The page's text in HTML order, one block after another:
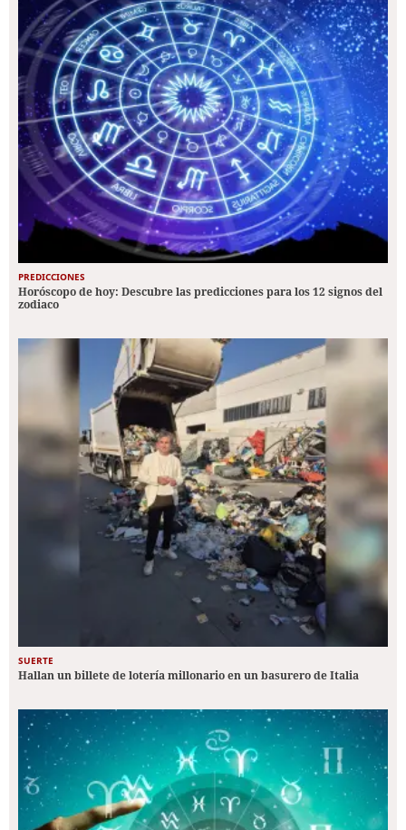
PREDICCIONES
Horóscopo de hoy: Descubre las predicciones para los 12 signos del
zodiaco
SUERTE
Hallan un billete de lotería millonario en un basurero de Italia